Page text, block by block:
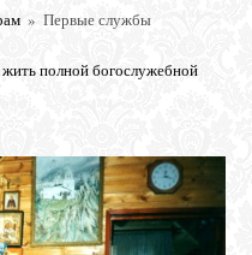
» Первые службы
полной богослужебной